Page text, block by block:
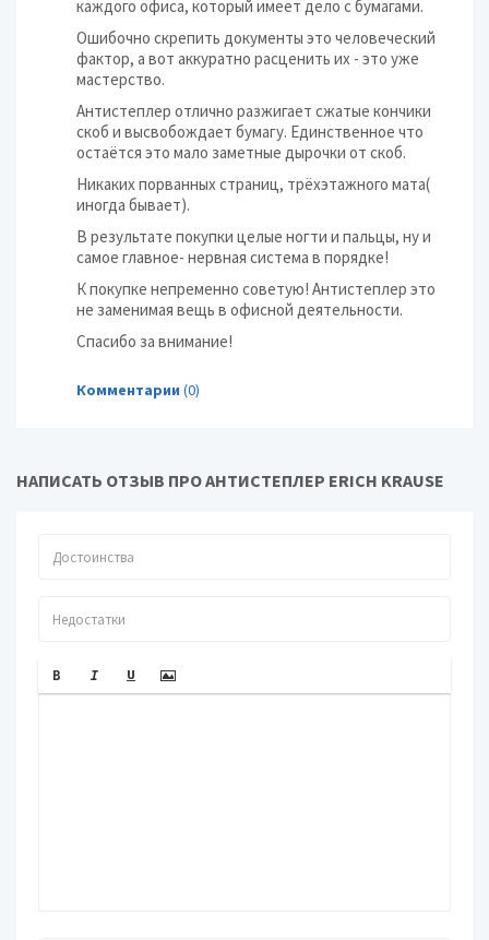
каждого офиса, который имеет дело с бумагами.
Ошибочно скрепить документы это человеческий
фактор, а вот аккуратно расценить их - это уже
мастерство.
Антистеплер отлично разжигает сжатые кончики
скоб и высвобождает бумагу. Единственное что
остаётся это мало заметные дырочки от скоб.
Никаких порванных страниц, трёхэтажного мата(
иногда бывает).
В результате покупки целые ногти и пальцы, ну и
самое главное- нервная система в порядке!
К покупке непременно советую! Антистеплер это
не заменимая вещь в офисной деятельности.
Спасибо за внимание!
Комментарии (0)
НАПИСАТЬ ОТЗЫВ ПРО АНТИСТЕПЛЕР ERICH KRAUSE